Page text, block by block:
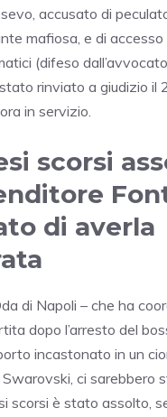
accusato di
mafiosa, e di
(difeso
rinviato a giudizio il
in servizio.
scorsi
di averla
di Napoli – che ha
dopo l’arresto del
incastonato in un
ci sarebbero
scorsi è stato assolto,